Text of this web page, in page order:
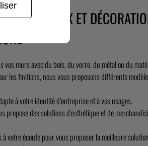
MURAUX ET
vos murs avec du bois, du verre, du métal ou du
les finitions, nous vous proposons différents
à votre identité d’entreprise et à vos usages.
propose des solutions d’esthétique et de
à votre écoute pour vous proposer la meilleure solution